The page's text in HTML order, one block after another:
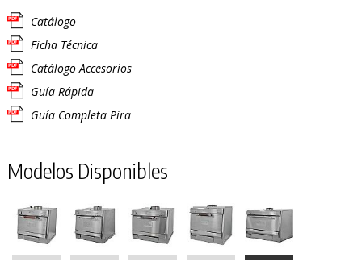
Catálogo
Ficha Técnica
Catálogo Accesorios
Guía Rápida
Guía Completa Pira
Modelos Disponibles